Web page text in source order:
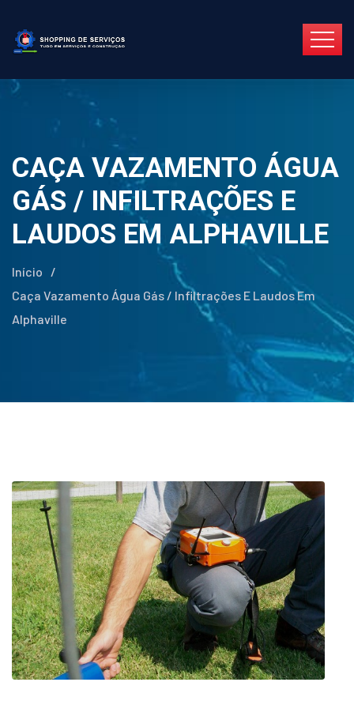
CAÇA VAZAMENTO ÁGUA
GÁS / INFILTRAÇÕES E
LAUDOS EM ALPHAVILLE
Início
/
Caça Vazamento Água Gás / Infiltrações E Laudos Em
Alphaville